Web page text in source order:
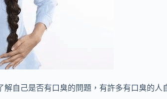
自己是否有口臭的問題，有許多有口臭的